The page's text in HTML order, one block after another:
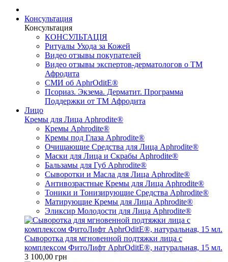
Консультация
Консультация
КОНСУЛЬТАЦІЯ
Ритуалы Ухода за Кожей
Видео отзывы покупателей
Видео отзывы экспертов-дерматологов о ТМ
Афродита
СМИ об AphrOditE®
Псориаз. Экзема. Дерматит. Программа
Поддержки от ТМ Афродита
Лицо
Кремы для Лица Aphrodite®
Кремы Aphrodite®
Кремы под Глаза Aphrodite®
Очищающие Средства для Лица Aphrodite®
Маски для Лица и Скрабы Aphrodite®
Бальзамы для Губ Aphrodite®
Сыворотки и Масла для Лица Aphrodite®
Антивозрастные Кремы для Лица Aphrodite®
Тоники и Тонизирующие Средства Aphrodite®
Матирующие Кремы для Лица Aphrodite®
Эликсир Молодости для Лица Aphrodite®
Сыворотка для мгновенной подтяжки лица с
комплексом ФитоЛифт AphrOditE®, натуральная, 15 мл.
3 100,00 грн